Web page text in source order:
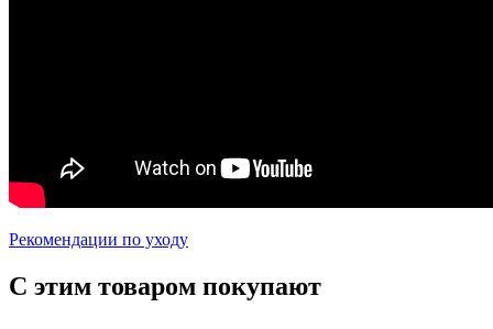
Рекомендации по уходу
С этим товаром покупают